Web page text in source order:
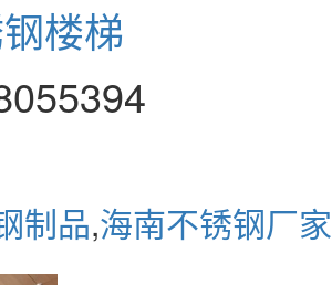
楼梯
制品,海南不锈钢厂家